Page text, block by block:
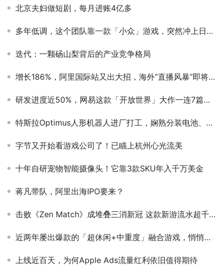
北京夫妇做短剧，每月进账4亿多
多年低调，这个团队靠一款「小众」游戏，突然冲上日本免费Top1
迭代：一颗砀山梨背后的产业竞争格局
增长186%，阿里国际站又出大招，海外“直播风暴”即将来袭！
研发进度近50%，网易这款「开放世界」大作一连7篇发声
特斯拉Optimus人形机器人进厂打工，娴熟分装电池、自我矫正，还能走更远了
字节又开始看游戏公司了！已瞄上杭州心光流美
十年自研宠物智能摄像头！它靠3款SKU年入千万美金
蒋凡带队，阿里出海IPO要来？
击败《Zen Match》成堆叠三消新冠 这款新游流水超千万美元全球登榜
近两年屡出爆款的「超休闲+中重度」融合游戏，悄悄开始了新一轮升级
上线近百天，为何Apple Ads流量红利依旧值得期待